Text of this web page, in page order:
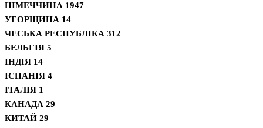
НІМЕЧЧИНА 1947
УГОРЩИНА 14
ЧЕСЬКА РЕСПУБЛІКА 312
БЕЛЬГІЯ 5
ІНДІЯ 14
ІСПАНІЯ 4
ІТАЛІЯ 1
КАНАДА 29
КИТАЙ 29